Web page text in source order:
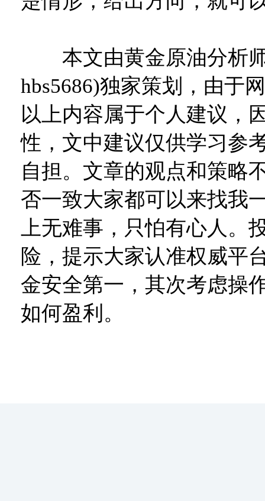
本文由黄金原油分析
hbs5686)独家策划，由于
以上内容属于个人建议，
性，文中建议仅供学习参
自担。文章的观点和策略
否一致大家都可以来找我
上无难事，只怕有心人。
险，提示大家认准权威平
金安全第一，其次考虑操
如何盈利。